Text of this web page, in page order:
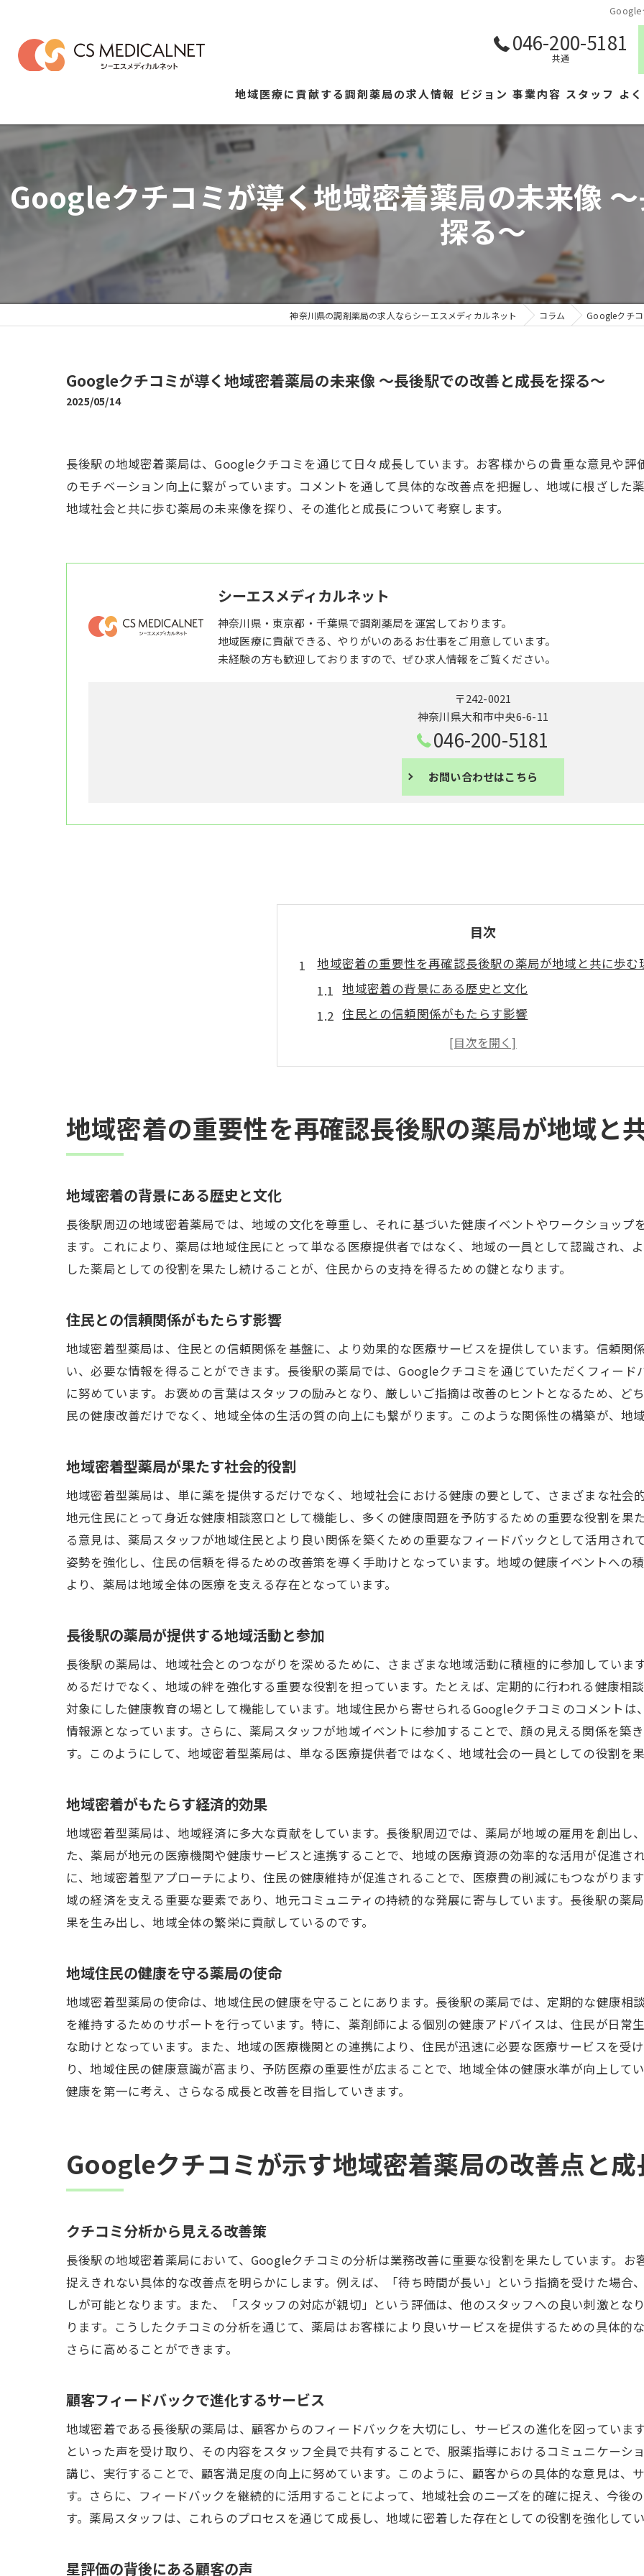
Google
046-200-5181
共通
地域医療に貢献する調剤薬局の求人情報 ビジョン 事業内容 スタッフ よ
Googleクチコミが導く地域密着薬局の未来像
探る〜
神奈川県の調剤薬局の求人ならシーエスメディカルネット コラム Googleクチ
Googleクチコミが導く地域密着薬局の未来像 〜長後駅での改善と成長を探る〜
2025/05/14
長後駅の地域密着薬局は、Googleクチコミを通じて日々成長しています。お客様からの貴重な意見や
のモチベーション向上に繋がっています。コメントを通して具体的な改善点を把握し、地域に根ざした
地域社会と共に歩む薬局の未来像を探り、その進化と成長について考察します。
シーエスメディカルネット
神奈川県・東京都・千葉県で調剤薬局を運営しております。
地域医療に貢献できる、やりがいのあるお仕事をご用意しています。
未経験の方も歓迎しておりますので、ぜひ求人情報をご覧ください。
〒242-0021
神奈川県大和市中央6-6-11
046-200-5181
お問い合わせはこちら
目次
地域密着の重要性を再確認長後駅の薬局が地域と共に歩む
地域密着の背景にある歴史と文化
住民との信頼関係がもたらす影響
地域密着型薬局が果たす社会的役割
長後駅の薬局が提供する地域活動と参加
地域住民の健康を守る薬局の使命
Googleクチコミが示す地域密着薬局の改善点と成長ポイ
星評価の背後にある顧客の声
スタッフの成長を促すクチコミの力
クチコミを活用した業務改善の具体例
住民の声を反映した新サービスの展開
地域イベントと連携した健康促進活動
テクノロジー導入で実現する未来の薬局
地域社会との連携を強化する取り組み
地域密着薬局が直面する課題Googleクチコミを通じた改
課題を克服するための具体的手法
顧客満足度向上に向けた戦略
コミュニケーションの重要性とその改善
地域密着を妨げる要因の特定
長後駅の地域密着薬局Googleクチコミを活用した地域貢
地域貢献活動の実例とその効果
クチコミから生まれた新たな地域プロジェクト
住民に寄り添う薬局の取り組み
Googleクチコミが導く薬局の未来地域密着の新たなステ
未来の薬局に求められる新しい役割
クチコミ分析が導く未来予測
地域密着をさらに深化させるための方向性
地域密着の新しい価値創造
地域密着で信頼を築く長後駅の薬局が果たす役割とは
信頼構築のための継続的な努力
地域密着薬局が担う信頼の重み
住民からの信頼を得るためのアプローチ
長後駅の薬局が目指す信頼のモデル
クチコミによる地域密着の深化
進化の鍵となるクチコミの活用法
地域住民の期待に応えるための戦略
地域密着の重要性を再確認長後駅の薬局が地域と
地域密着の背景にある歴史と文化
長後駅周辺の地域密着薬局では、地域の文化を尊重し、それに基づいた健康イベントやワークショップ
ます。これにより、薬局は地域住民にとって単なる医療提供者ではなく、地域の一員として認識され、
した薬局としての役割を果たし続けることが、住民からの支持を得るための鍵となります。
住民との信頼関係がもたらす影響
地域密着型薬局は、住民との信頼関係を基盤に、より効果的な医療サービスを提供しています。信頼関
い、必要な情報を得ることができます。長後駅の薬局では、Googleクチコミを通じていただくフィー
に努めています。お褒めの言葉はスタッフの励みとなり、厳しいご指摘は改善のヒントとなるため、ど
民の健康改善だけでなく、地域全体の生活の質の向上にも繋がります。このような関係性の構築が、地
地域密着型薬局が果たす社会的役割
地域密着型薬局は、単に薬を提供するだけでなく、地域社会における健康の要として、さまざまな社会
地元住民にとって身近な健康相談窓口として機能し、多くの健康問題を予防するための重要な役割を果
る意見は、薬局スタッフが地域住民とより良い関係を築くための重要なフィードバックとして活用され
姿勢を強化し、住民の信頼を得るための改善策を導く手助けとなっています。地域の健康イベントへの
より、薬局は地域全体の医療を支える存在となっています。
長後駅の薬局が提供する地域活動と参加
長後駅の薬局は、地域社会とのつながりを深めるために、さまざまな地域活動に積極的に参加していま
めるだけでなく、地域の絆を強化する重要な役割を担っています。たとえば、定期的に行われる健康相
対象にした健康教育の場として機能しています。地域住民から寄せられるGoogleクチコミのコメント
情報源となっています。さらに、薬局スタッフが地域イベントに参加することで、顔の見える関係を築
す。このようにして、地域密着型薬局は、単なる医療提供者ではなく、地域社会の一員としての役割を
地域密着がもたらす経済的効果
地域密着型薬局は、地域経済に多大な貢献をしています。長後駅周辺では、薬局が地域の雇用を創出し
た、薬局が地元の医療機関や健康サービスと連携することで、地域の医療資源の効率的な活用が促進さ
に、地域密着型アプローチにより、住民の健康維持が促進されることで、医療費の削減にもつながりま
域の経済を支える重要な要素であり、地元コミュニティの持続的な発展に寄与しています。長後駅の薬
果を生み出し、地域全体の繁栄に貢献しているのです。
地域住民の健康を守る薬局の使命
地域密着型薬局の使命は、地域住民の健康を守ることにあります。長後駅の薬局では、定期的な健康相
を維持するためのサポートを行っています。特に、薬剤師による個別の健康アドバイスは、住民が日常
な助けとなっています。また、地域の医療機関との連携により、住民が迅速に必要な医療サービスを受
り、地域住民の健康意識が高まり、予防医療の重要性が広まることで、地域全体の健康水準が向上して
健康を第一に考え、さらなる成長と改善を目指していきます。
Googleクチコミが示す地域密着薬局の改善点と
クチコミ分析から見える改善策
長後駅の地域密着薬局において、Googleクチコミの分析は業務改善に重要な役割を果たしています。
捉えきれない具体的な改善点を明らかにします。例えば、「待ち時間が長い」という指摘を受けた場合
しが可能となります。また、「スタッフの対応が親切」という評価は、他のスタッフへの良い刺激とな
ります。こうしたクチコミの分析を通じて、薬局はお客様により良いサービスを提供するための具体的
さらに高めることができます。
顧客フィードバックで進化するサービス
地域密着である長後駅の薬局は、顧客からのフィードバックを大切にし、サービスの進化を図っていま
といった声を受け取り、その内容をスタッフ全員で共有することで、服薬指導におけるコミュニケーシ
講じ、実行することで、顧客満足度の向上に努めています。このように、顧客からの具体的な意見は、
す。さらに、フィードバックを継続的に活用することによって、地域社会のニーズを的確に捉え、今後
す。薬局スタッフは、これらのプロセスを通じて成長し、地域に密着した存在としての役割を強化して
星評価の背後にある顧客の声